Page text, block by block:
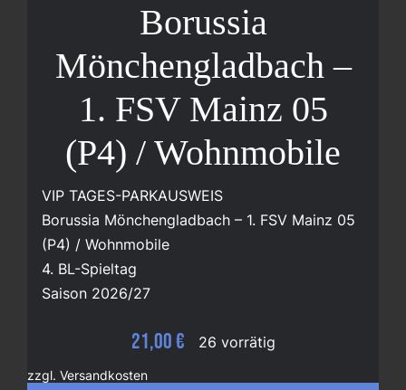
Borussia
Mönchengladbach –
1. FSV Mainz 05
(P4) / Wohnmobile
VIP TAGES-PARKAUSWEIS
Borussia Mönchengladbach – 1. FSV Mainz 05
(P4) / Wohnmobile
4. BL-Spieltag
Saison 2026/27
21,00€ 26 vorrätig
zzgl. Versandkosten